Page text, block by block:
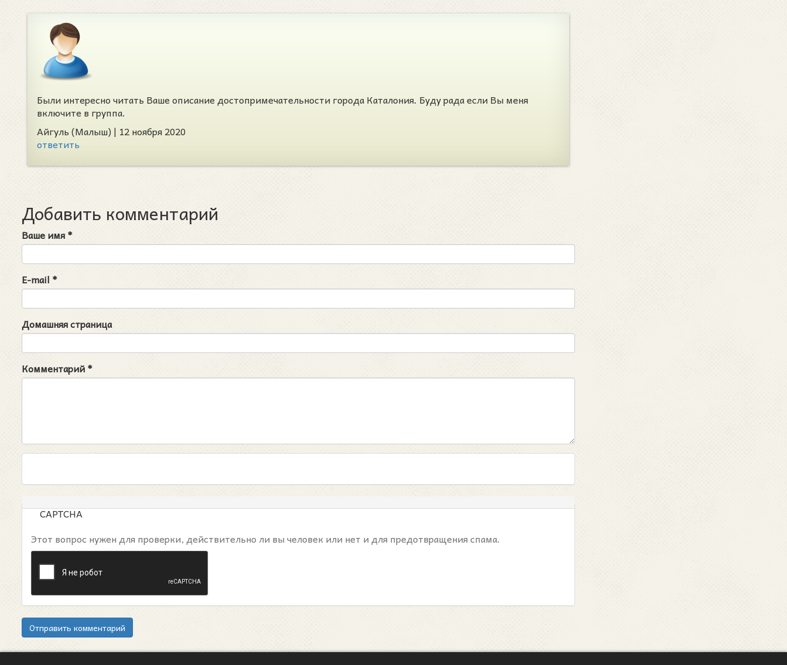
Были интересно читать Ваше описание достопримечательности города Каталония. Буду рада если Вы меня
включите в группа.
Айгуль (Малыш) | 12 ноября 2020
ответить
Добавить комментарий
Ваше имя*
E-mail *
Домашняя страница
Комментарий*
CAPTCHA
Этот вопрос нужен для проверки, действительно ли вы человек или нет и для предотвращения спама.
Отправить комментарий